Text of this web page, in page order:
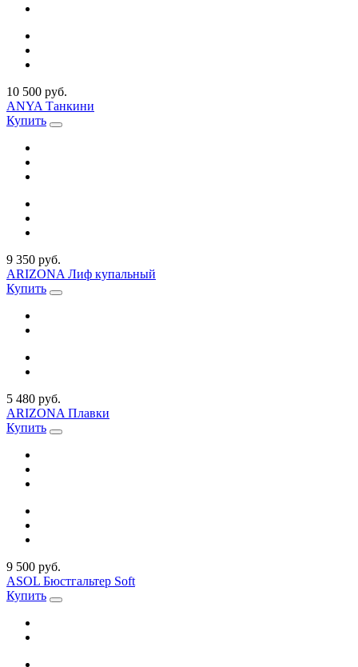
10 500 руб.
ANYA Танкини
Купить
9 350 руб.
ARIZONA Лиф купальный
Купить
5 480 руб.
ARIZONA Плавки
Купить
9 500 руб.
ASOL Бюстгальтер Soft
Купить